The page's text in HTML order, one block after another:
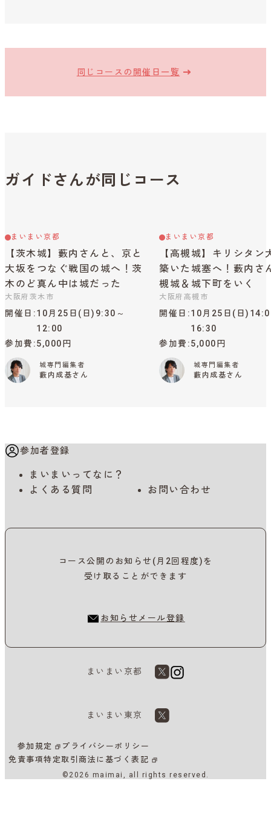
同じコースの開催日一覧
ガイドさんが同じコース
まいまい京都
【茨木城】藪内さんと、京と
大坂をつなぐ戦国の城へ！茨
木のど真ん中は城だった
大阪府茨木市
開催日
10月25日(日)9:30～
12:00
参加費 5,000円
城専門編集者
藪内成基さん
まいまい京都
【高槻城】キリシタン
築いた城塞へ！藪内さ
槻城＆城下町をいく
大阪府高槻市
開催日
10月25日(日
16:30
参加費 5,000円
城専門編集者
藪内成基さん
参加者登録
まいまいってなに？
よくある質問
お問い合わせ
コース公開のお知らせ(月2回程度)を
受け取ることができます
お知らせメール登録
まいまい京都
まいまい東京
参加規定
プライバシーポリシー
免責事項特定取引商法に基づく表記
©2026 maimai, all rights reserved.